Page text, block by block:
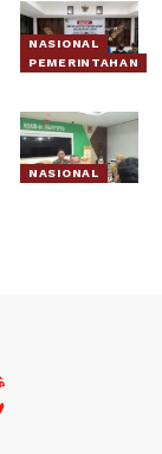
NASIONAL
PEMERINTAHAN
NASIONAL